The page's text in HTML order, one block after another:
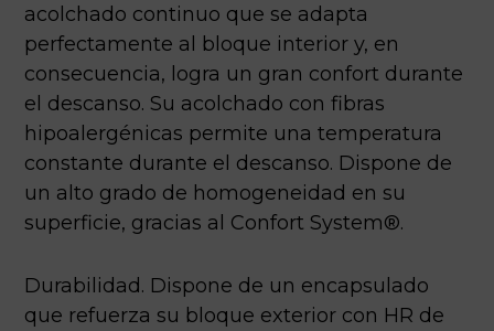
acolchado continuo que se adapta
perfectamente al bloque interior y, en
consecuencia, logra un gran confort durante
el descanso. Su acolchado con fibras
hipoalergénicas permite una temperatura
constante durante el descanso. Dispone de
un alto grado de homogeneidad en su
superficie, gracias al Confort System®.
Durabilidad. Dispone de un encapsulado
que refuerza su bloque exterior con HR de